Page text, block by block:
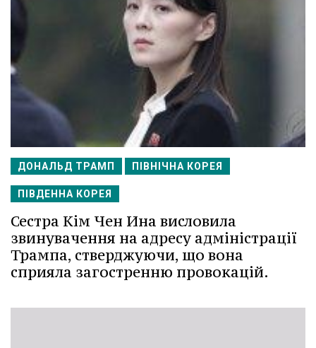
ДОНАЛЬД ТРАМП ПІВНІЧНА КОРЕЯ
ПІВДЕННА КОРЕЯ
Сестра Кім Чен Ина висловила
звинувачення на адресу адміністрації
Трампа, стверджуючи, що вона
сприяла загостренню провокацій.